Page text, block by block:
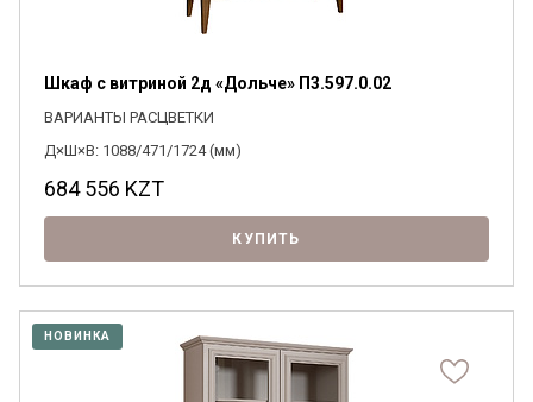
Шкаф с витриной 2д «Дольче» П3.597.0.02
ВАРИАНТЫ РАСЦВЕТКИ
Д×Ш×В: 1088/471/1724 (мм)
684 556 KZT
КУПИТЬ
НОВИНКА